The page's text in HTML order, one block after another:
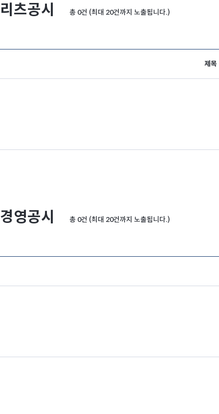
리츠공시 총 0건 (최대 20건까지 노출됩니다.)
제목
경영공시 총 0건 (최대 20건까지 노출됩니다.)